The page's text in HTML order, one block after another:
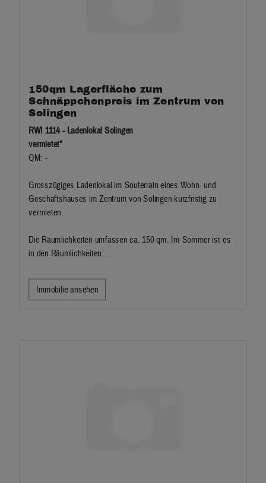
150qm Lagerfläche zum
Schnäppchenpreis im Zentrum von
Solingen
RWI 1114 - Ladenlokal Solingen
vermietet*
QM: -
Grosszügiges Ladenlokal im Souterrain eines Wohn- und
Geschäftshauses im Zentrum von Solingen kurzfristig zu
vermieten.
Die Räumlichkeiten umfassen ca. 150 qm. Im Sommer ist es
in den Räumlichkeiten …
Immobilie ansehen